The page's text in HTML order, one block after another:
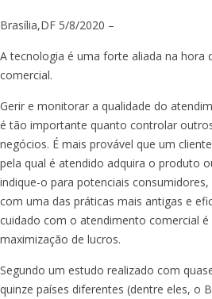
Brasília,DF 5/8/2020 –
A tecnologia é uma forte aliada na hora
comercial.
Gerir e monitorar a qualidade do
é tão importante quanto controlar
negócios. É mais provável que um
pela qual é atendido adquira o produto
indique-o para potenciais
com uma das práticas mais antigas e
cuidado com o atendimento comercial
maximização de lucros.
Segundo um estudo realizado com
quinze países diferentes (dentre eles, o